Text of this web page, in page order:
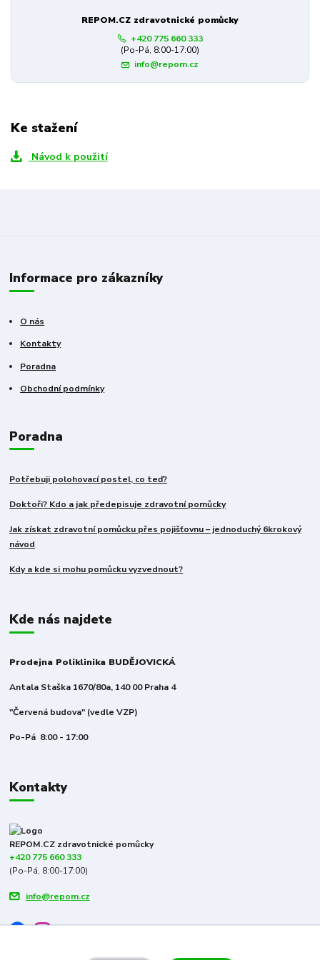
REPOM.CZ zdravotnické pomůcky
+420 775 660 333
(Po-Pá, 8:00-17:00)
info@repom.cz
Ke stažení
Návod k použití
Informace pro zákazníky
O nás
Kontakty
Poradna
Obchodní podmínky
Poradna
Potřebuji polohovací postel, co teď?
Doktoři? Kdo a jak předepisuje zdravotní pomůcky
Jak získat zdravotní pomůcku přes pojišťovnu – jednoduchý 6krokový
návod
Kdy a kde si mohu pomůcku vyzvednout?
Kde nás najdete
Prodejna Poliklinika BUDĚJOVICKÁ
Antala Staška 1670/80a, 140 00 Praha 4
"Červená budova" (vedle VZP)
Po-Pá 8:00 - 17:00
Kontakty
REPOM.CZ zdravotnické pomůcky
+420 775 660 333
(Po-Pá, 8:00-17:00)
info@repom.cz